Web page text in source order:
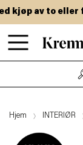
Hopp
til
kjøp av to eller
Hjem INTERIØR